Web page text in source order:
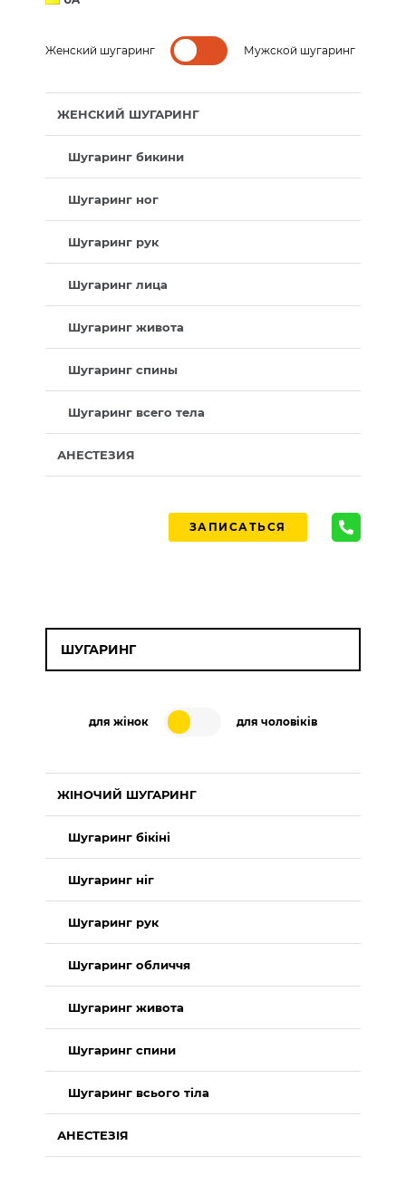
Женский шугаринг Мужской шугаринг
ЖЕНСКИЙ ШУГАРИНГ
Шугаринг бикини
Шугаринг ног
Шугаринг рук
Шугаринг лица
Шугаринг живота
Шугаринг спины
Шугаринг всего тела
АНЕСТЕЗИЯ
ЗАПИСАТЬСЯ
ШУГАРИНГ
для жінок для чоловіків
ЖІНОЧИЙ ШУГАРИНГ
Шугаринг бікіні
Шугаринг ніг
Шугаринг рук
Шугаринг обличчя
Шугаринг живота
Шугаринг спини
Шугаринг всього тіла
АНЕСТЕЗІЯ